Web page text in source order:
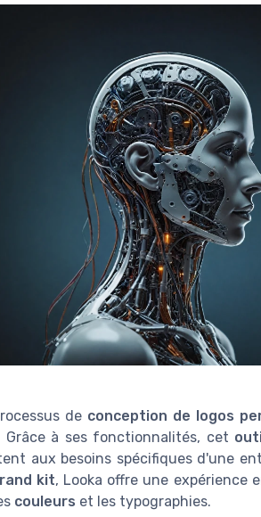
de conception de logos
à ses fonctionnalités, cet
aux besoins spécifiques d'une
kit, Looka offre une expérience
couleurs et les typographies.